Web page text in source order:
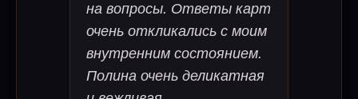
на вопросы. Ответы карт
очень откликались с моим
внутренним состоянием.
Полина очень деликатная